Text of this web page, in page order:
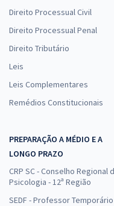
Direito Processual Civil
Direito Processual Penal
Direito Tributário
Leis
Leis Complementares
Remédios Constitucionais
PREPARAÇÃO A MÉDIO E A
LONGO PRAZO
CRP SC - Conselho Regional
Psicologia - 12ª Região
SEDF - Professor Temporário